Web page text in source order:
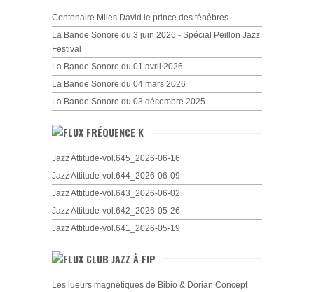
Centenaire Miles David le prince des ténèbres
La Bande Sonore du 3 juin 2026 - Spécial Peillon Jazz
Festival
La Bande Sonore du 01 avril 2026
La Bande Sonore du 04 mars 2026
La Bande Sonore du 03 décembre 2025
FRÉQUENCE K
Jazz Attitude-vol.645_2026-06-16
Jazz Attitude-vol.644_2026-06-09
Jazz Attitude-vol.643_2026-06-02
Jazz Attitude-vol.642_2026-05-26
Jazz Attitude-vol.641_2026-05-19
CLUB JAZZ À FIP
Les lueurs magnétiques de Bibio & Dorian Concept